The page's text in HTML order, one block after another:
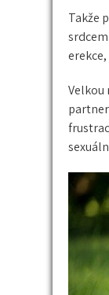
Takže
erekce
Velkou